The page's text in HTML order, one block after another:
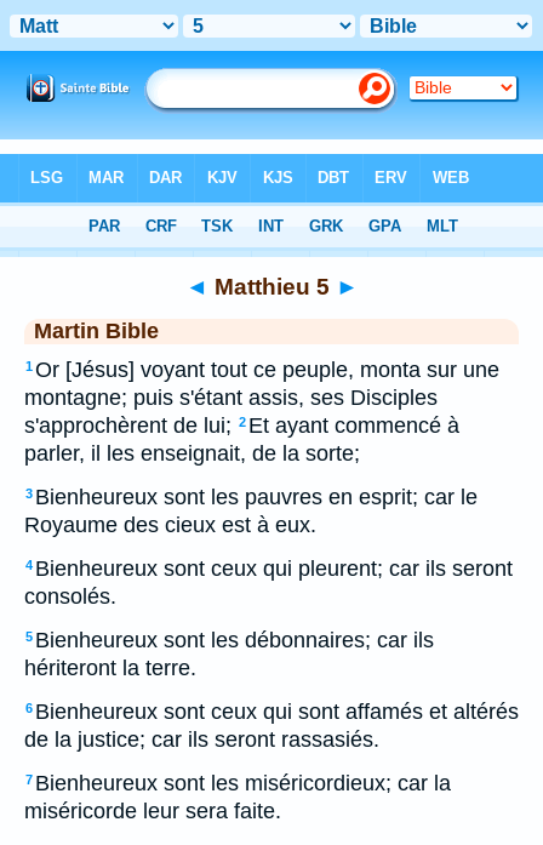
> Matthieu 5
◄ Matthieu 5 ►
Martin Bible
1Or [Jésus] voyant tout ce peuple, monta sur une
montagne; puis s'étant assis, ses Disciples
s'approchèrent de lui; 2 Et ayant commencé à
parler, il les enseignait, de la sorte;
3 Bienheureux sont les pauvres en esprit; car le
Royaume des cieux est à eux.
4 Bienheureux sont ceux qui pleurent; car ils seront
consolés.
5 Bienheureux sont les débonnaires; car ils
hériteront la terre.
6 Bienheureux sont ceux qui sont affamés et altérés
de la justice; car ils seront rassasiés.
7 Bienheureux sont les miséricordieux; car la
miséricorde leur sera faite.